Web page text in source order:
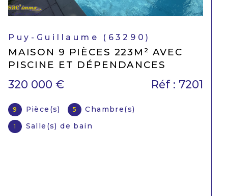
Peschadoires (63920)
À PESCHADOIRES, VILLA 9
PIÈCES AVEC TERRASSE, GARAGE
2 VOITURES ET TERRAIN.
9 Pièce(s) 6 Chambre(s)